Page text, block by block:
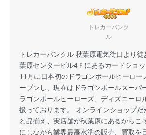
トレカーバンク
ル
トレカーバンクル 秋葉原電気街口より
葉原センタービル4Ｆにあるカードショ
11月に日本初のドラゴンボールヒーロー
ープンし、現在はドラゴンボールスーパ
ラゴンボールヒーローズ、ディズニーロ
扱っております。 オンラインショップ
と品揃え、実店舗が秋葉原にあるからこ
にしながら業界最高水準の販売、買取を